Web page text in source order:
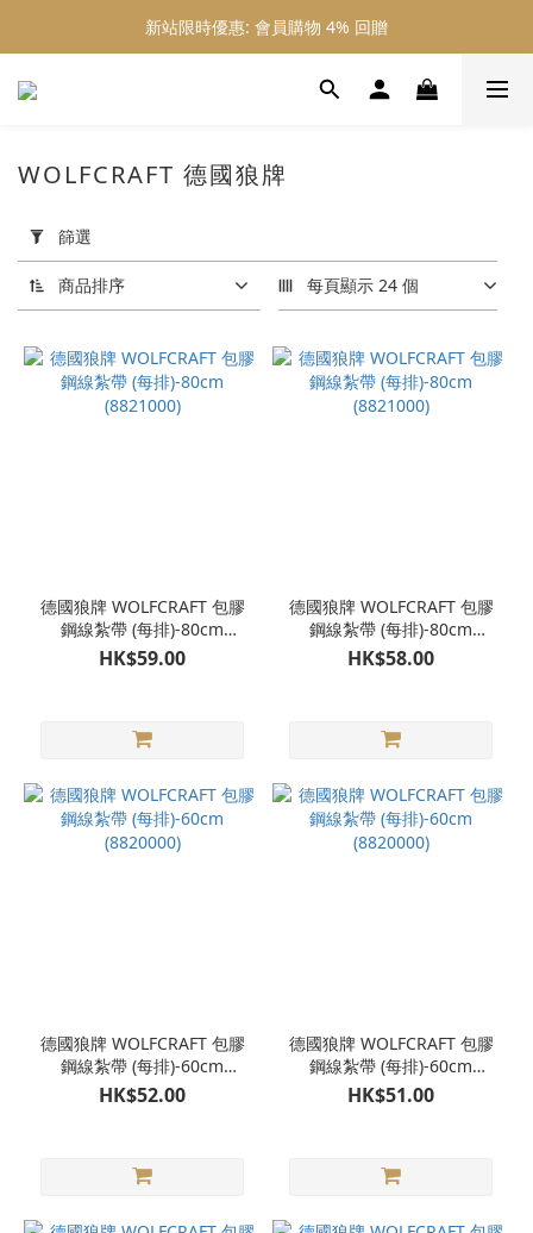
新站限時優惠: 會員購物 4% 回贈
新站限時優惠: 會員購物 4% 回贈
新站限時優惠: 滿 $800 順豐免運費
用
篩
選
(0/20)
價格
(HK$)
WOLFCRAFT 德國狼牌
篩選
商品排序 每頁顯示 24 個
德國狼牌 WOLFCRAFT 包膠
鋼線紮帶 (每排)-80cm
(8821000)
HK$59.00
德國狼牌 WOLFCRAFT 包膠
鋼線紮帶 (每排)-80cm
(8821000)
HK$58.00
德國狼牌 WOLFCRAFT 包膠
鋼線紮帶 (每排)-60cm
(8820000)
HK$52.00
德國狼牌 WOLFCRAFT 包膠
鋼線紮帶 (每排)-60cm
(8820000)
HK$51.00